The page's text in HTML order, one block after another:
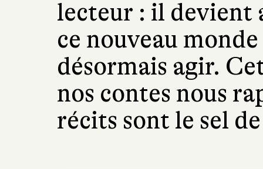
lecteur : il devient
ce nouveau
désormais agir.
nos contes nous
récits sont le sel